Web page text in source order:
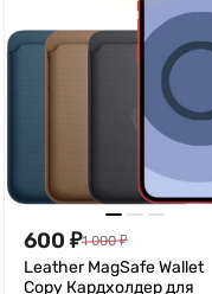
600 ₽1 000 ₽
Leather MagSafe Wallet
Copy Кардхолдер для